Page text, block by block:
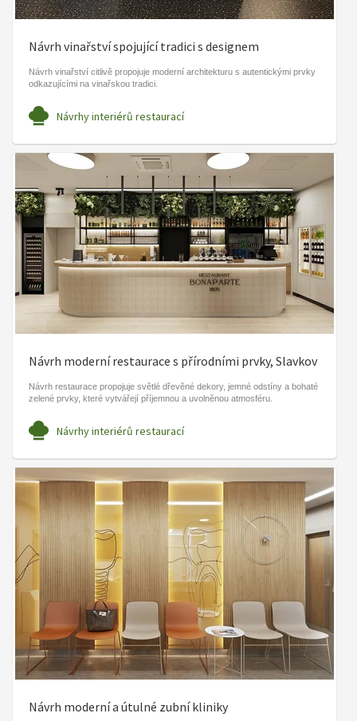
Návrh vinařství spojující tradici s designem
Návrh vinařství citlivě propojuje moderní architekturu s autentickými prvky
odkazujícími na vinařskou tradici.
Návrhy interiérů restaurací
Návrh moderní restaurace s přírodními prvky, Slavkov
Návrh restaurace propojuje světlé dřevěné dekory, jemné odstíny a bohaté
zelené prvky, které vytvářejí příjemnou a uvolněnou atmosféru.
Návrhy interiérů restaurací
Návrh moderní a útulné zubní kliniky